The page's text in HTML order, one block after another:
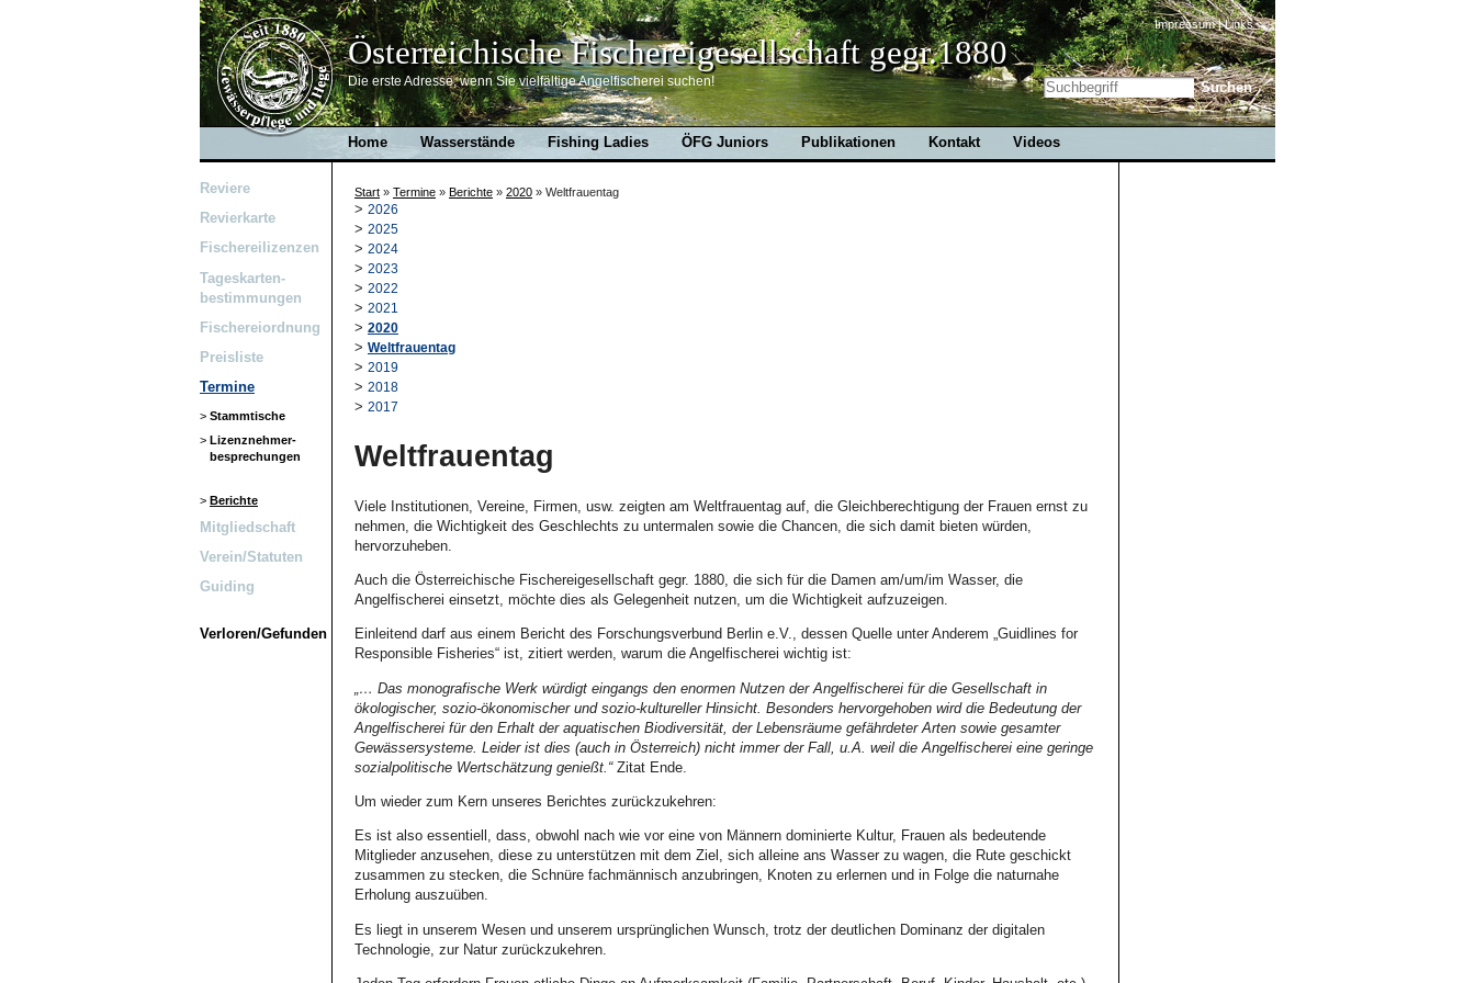
Österreichische Fischereigesellschaft gegr.1880
Die erste Adresse, wenn Sie vielfältige Angelfischerei suchen!
Impressum | Links
Home Wasserstände Fishing Ladies ÖFG Juniors Publikationen Kontakt Videos
Reviere
Revierkarte
Fischereilizenzen
Tageskarten-
bestimmungen
Fischereiordnung
Preisliste
Termine
> Stammtische
> Lizenznehmer-
besprechungen
> Berichte
Mitgliedschaft
Verein/Statuten
Guiding
Verloren/Gefunden
Start » Termine » Berichte » 2020 » Weltfrauentag
> 2026
> 2025
> 2024
> 2023
> 2022
> 2021
> 2020
> Weltfrauentag
> 2019
> 2018
> 2017
Weltfrauentag
Viele Institutionen, Vereine, Firmen, usw. zeigten am Weltfrauentag auf, die Gleichberechtigung der Frauen ernst zu
nehmen, die Wichtigkeit des Geschlechts zu untermalen sowie die Chancen, die sich damit bieten würden,
hervorzuheben.
Auch die Österreichische Fischereigesellschaft gegr. 1880, die sich für die Damen am/um/im Wasser, die
Angelfischerei einsetzt, möchte dies als Gelegenheit nutzen, um die Wichtigkeit aufzuzeigen.
Einleitend darf aus einem Bericht des Forschungsverbund Berlin e.V., dessen Quelle unter Anderem „Guidlines for
Responsible Fisheries“ ist, zitiert werden, warum die Angelfischerei wichtig ist:
„… Das monografische Werk würdigt eingangs den enormen Nutzen der Angelfischerei für die Gesellschaft in
ökologischer, sozio-ökonomischer und sozio-kultureller Hinsicht. Besonders hervorgehoben wird die Bedeutung der
Angelfischerei für den Erhalt der aquatischen Biodiversität, der Lebensräume gefährdeter Arten sowie gesamter
Gewässersysteme. Leider ist dies (auch in Österreich) nicht immer der Fall, u.A. weil die Angelfischerei eine geringe
sozialpolitische Wertschätzung genießt.“Zitat Ende.
Um wieder zum Kern unseres Berichtes zurückzukehren:
Es ist also essentiell, dass, obwohl nach wie vor eine von Männern dominierte Kultur, Frauen als bedeutende
Mitglieder anzusehen, diese zu unterstützen mit dem Ziel, sich alleine ans Wasser zu wagen, die Rute geschickt
zusammen zu stecken, die Schnüre fachmännisch anzubringen, Knoten zu erlernen und in Folge die naturnahe
Erholung auszuüben.
Es liegt in unserem Wesen und unserem ursprünglichen Wunsch, trotz der deutlichen Dominanz der digitalen
Technologie, zur Natur zurückzukehren.